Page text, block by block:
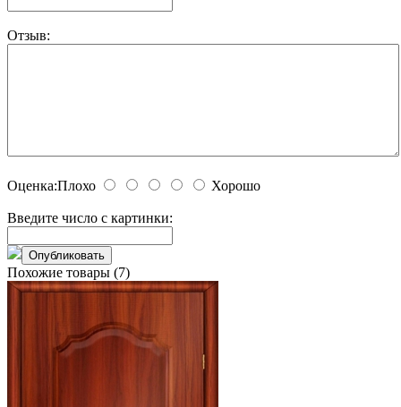
Отзыв:
Оценка:Плохо Хорошо
Введите число с картинки:
Похожие товары (7)